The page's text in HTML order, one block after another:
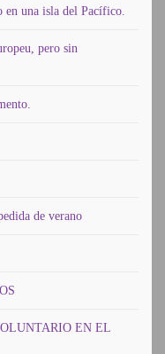
una isla del Pacífico.
pero sin
de verano
EN EL